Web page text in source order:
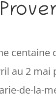
centaine
au 2 mai
de-la-